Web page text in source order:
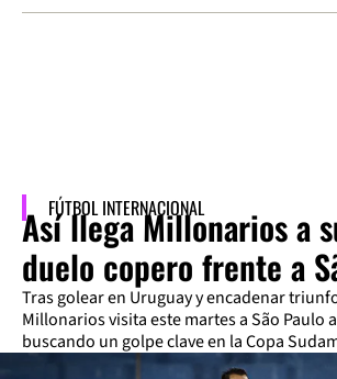
FÚTBOL INTERNACIONAL
Así llega Millonarios a
duelo copero frente a
Tras golear en Uruguay y encadenar
Millonarios visita este martes a São Paulo
buscando un golpe clave en la Copa